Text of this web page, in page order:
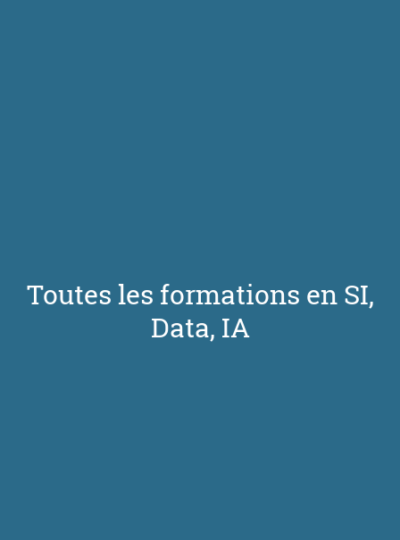
Toutes les formations en SI,
Data, IA